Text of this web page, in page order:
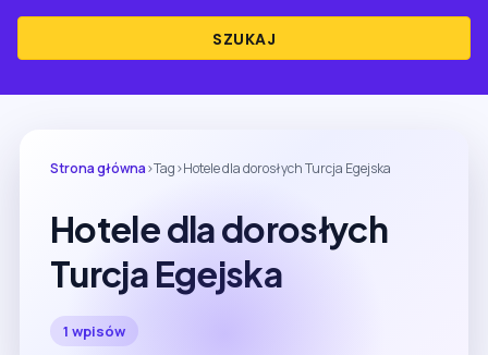
SZUKAJ
Strona główna›Tag›Hotele dla dorosłych Turcja Egejska
Hotele dla dorosłych
Turcja Egejska
1 wpisów